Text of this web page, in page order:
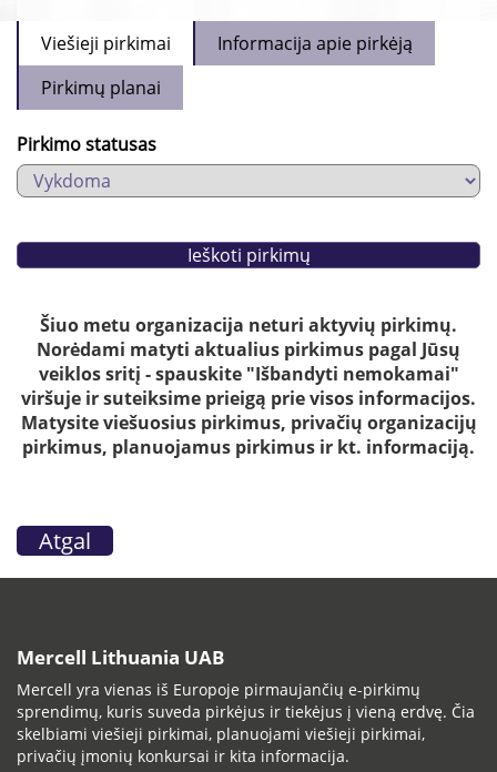
Viešieji pirkimai
Informacija apie pirkėją
Pirkimų planai
Pirkimo statusas
Šiuo metu organizacija neturi aktyvių pirkimų.
Norėdami matyti aktualius pirkimus pagal Jūsų
veiklos sritį - spauskite "Išbandyti nemokamai"
viršuje ir suteiksime prieigą prie visos informacijos.
Matysite viešuosius pirkimus, privačių organizacijų
pirkimus, planuojamus pirkimus ir kt. informaciją.
Atgal
Mercell Lithuania UAB
Mercell yra vienas iš Europoje pirmaujančių e-pirkimų
sprendimų, kuris suveda pirkėjus ir tiekėjus į vieną erdvę. Čia
skelbiami viešieji pirkimai, planuojami viešieji pirkimai,
privačių įmonių konkursai ir kita informacija.